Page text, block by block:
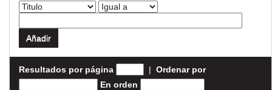
Resultados por página | Ordenar por
En orden